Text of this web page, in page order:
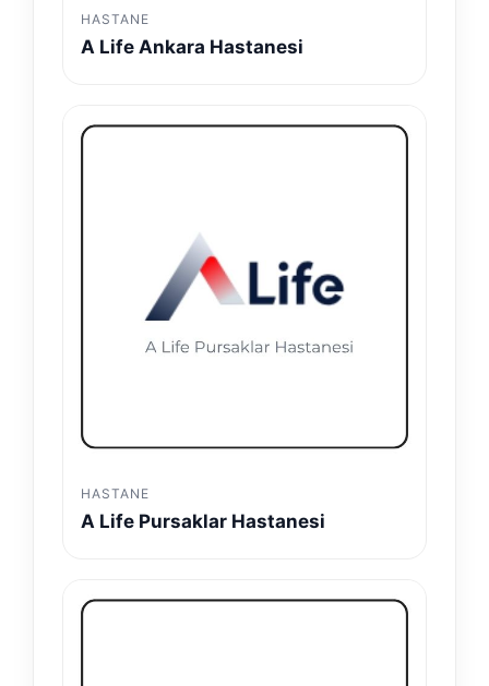
HASTANE
A Life Ankara Hastanesi
HASTANE
A Life Pursaklar Hastanesi